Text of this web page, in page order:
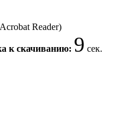
Reader)
к скачиванию: 9 сек.